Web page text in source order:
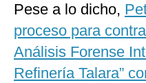
Pese a lo dicho,
proceso para
Análisis Forense
Refinería Talara”